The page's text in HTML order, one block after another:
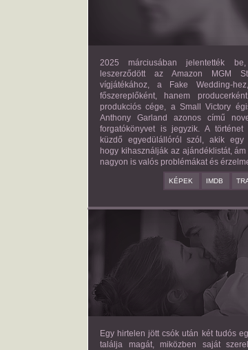
2025 márciusában jelentették
leszerződött az Amazon MGM
vígjátékához, a Fake Wedding-
főszereplőként, hanem
produkciós cége, a Small Victory
Anthony Garland azonos című
forgatókönyvet is jegyzik. A történet
küzdő egyedülállóról szól, akik egy
hogy kihasználják az ajándéklistát,
nagyon is valós problémákat és
KÉPEK IMDB
THE LOVE
2026/09/23
OLIVE
Egy hirtelen jött csók után két tudós
találja magát, miközben saját